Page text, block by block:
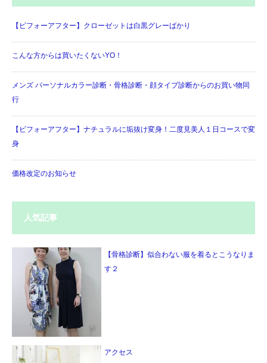
【ビフォーアフター】クローゼットは白黒グレーばかり
こんな方からは買いたくないYO！
メンズ パーソナルカラー診断・骨格診断・顔タイプ診断からのお買い物同
行
【ビフォーアフター】ナチュラルに垢抜け変身！二度見美人１日コースで変
身
価格改定のお知らせ
人気記事
【骨格診断】似合わない服を着るとこうなりま
す２
アクセス